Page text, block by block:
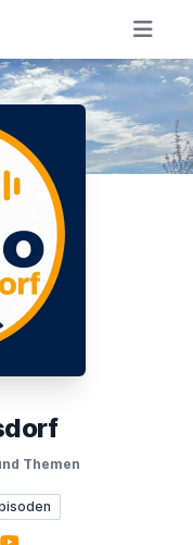
Themen
YouTube